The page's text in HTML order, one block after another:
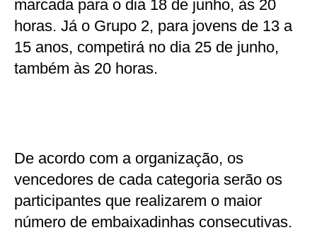
marcada para o dia 18 de junho, às 20
horas. Já o Grupo 2, para jovens de 13 a
15 anos, competirá no dia 25 de junho,
também às 20 horas.
De acordo com a organização, os
vencedores de cada categoria serão os
participantes que realizarem o maior
número de embaixadinhas consecutivas.